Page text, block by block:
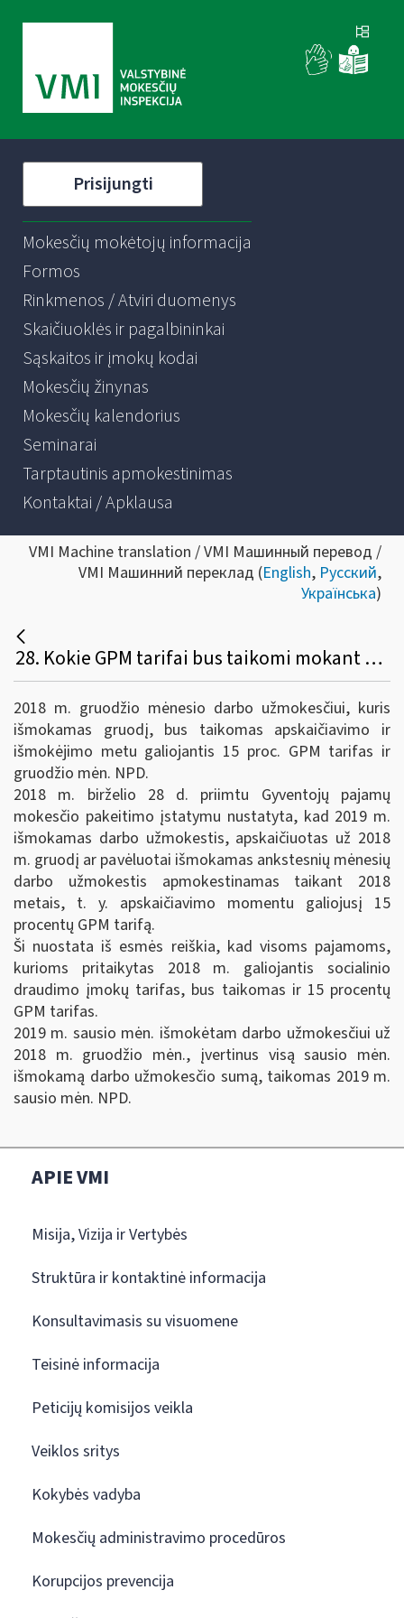
Prisijungti
Mokesčių mokėtojų informacija
Formos
Rinkmenos / Atviri duomenys
Skaičiuoklės ir pagalbininkai
Sąskaitos ir įmokų kodai
Mokesčių žinynas
Mokesčių kalendorius
Seminarai
Tarptautinis apmokestinimas
Kontaktai / Apklausa
VMI Machine translation / VMI Машинный перевод /
VMI Машинний переклад (English, Русский,
Українська)
28. Kokie GPM tarifai bus taikomi mokant atlyginimą už gruodį – gruodžio mėnesį ir sausio mėnesį ar jie skirsis? Koks NPD bus taikomas?
2018 m. gruodžio mėnesio darbo užmokesčiui, kuris
išmokamas gruodį, bus taikomas apskaičiavimo ir
išmokėjimo metu galiojantis 15 proc. GPM tarifas ir
gruodžio mėn. NPD.
2018 m. birželio 28 d. priimtu Gyventojų pajamų
mokesčio pakeitimo įstatymu nustatyta, kad 2019 m.
išmokamas darbo užmokestis, apskaičiuotas už 2018
m. gruodį ar pavėluotai išmokamas ankstesnių mėnesių
darbo užmokestis apmokestinamas taikant 2018
metais, t. y. apskaičiavimo momentu galiojusį 15
procentų GPM tarifą.
Ši nuostata iš esmės reiškia, kad visoms pajamoms,
kurioms pritaikytas 2018 m. galiojantis socialinio
draudimo įmokų tarifas, bus taikomas ir 15 procentų
GPM tarifas.
2019 m. sausio mėn. išmokėtam darbo užmokesčiui už
2018 m. gruodžio mėn., įvertinus visą sausio mėn.
išmokamą darbo užmokesčio sumą, taikomas 2019 m.
sausio mėn. NPD.
APIE VMI
Misija, Vizija ir Vertybės
Struktūra ir kontaktinė informacija
Konsultavimasis su visuomene
Teisinė informacija
Peticijų komisijos veikla
Veiklos sritys
Kokybės vadyba
Mokesčių administravimo procedūros
Korupcijos prevencija